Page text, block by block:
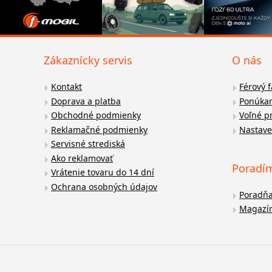
Zákaznícky servis
Kontakt
Doprava a platba
Obchodné podmienky
Reklamačné podmienky
Servisné strediská
Ako reklamovať
Vrátenie tovaru do 14 dní
Ochrana osobných údajov
O nás
Férový
Voľné